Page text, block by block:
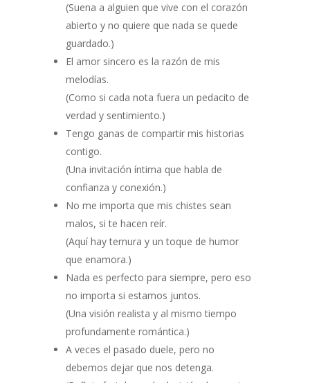
(Suena a alguien que vive con el corazón
abierto y no quiere que nada se quede
guardado.)
El amor sincero es la razón de mis
melodías.
(Como si cada nota fuera un pedacito de
verdad y sentimiento.)
Tengo ganas de compartir mis historias
contigo.
(Una invitación íntima que habla de
confianza y conexión.)
No me importa que mis chistes sean
malos, si te hacen reír.
(Aquí hay ternura y un toque de humor
que enamora.)
Nada es perfecto para siempre, pero eso
no importa si estamos juntos.
(Una visión realista y al mismo tiempo
profundamente romántica.)
A veces el pasado duele, pero no
debemos dejar que nos detenga.